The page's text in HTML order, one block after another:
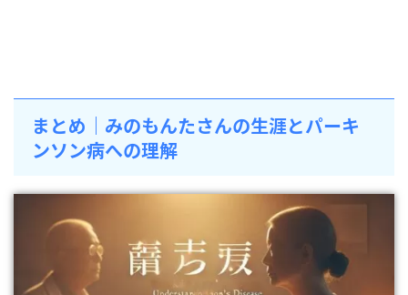
まとめ｜みのもんたさんの生涯とパーキ
ンソン病への理解